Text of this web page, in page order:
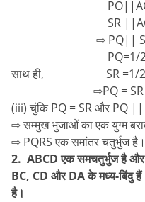
SR
⇨ PQ||
PQ=1/2
साथ ही, SR =1/2
⇨PQ = SR
(iii) चुंकि PQ = SR और PQ ||
⇨ सम्मुख भुजाओं का एक युग्म
⇨ PQRS एक समांतर चतुर्भुज है।
2. ABCD एक समचतुर्भुज है
BC, CD और DA के मध्य-बिंदु हैं
है।